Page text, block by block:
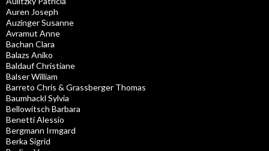
Auren Joseph
Auzinger Susanne
Avramut Anne
Bachan Clara
Balazs Aniko
Baldauf Christiane
Balser William
Barreto Chris & Grassberger Thomas
Baumhackl Sylvia
Bellowitsch Barbara
Benetti Alessio
Bergmann Irmgard
Berka Sigrid